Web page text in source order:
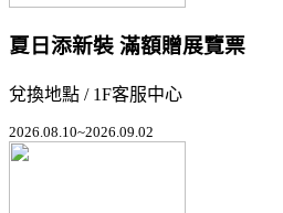
夏日添新裝 滿額贈展覽票
兌換地點 / 1F客服中心
2026.08.10~2026.09.02